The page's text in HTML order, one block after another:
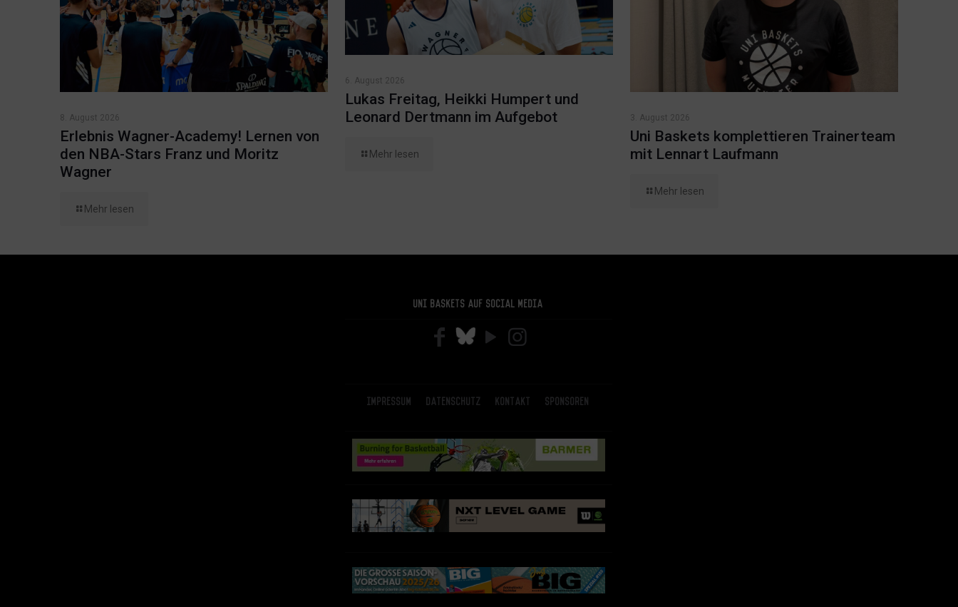
8. August 2026
Erlebnis Wagner-Academy! Lernen von
den NBA-Stars Franz und Moritz
Wagner
Mehr lesen
6. August 2026
Lukas Freitag, Heikki Humpert und
Leonard Dertmann im Aufgebot
Mehr lesen
3. August 2026
Uni Baskets komplettieren Trainerteam
mit Lennart Laufmann
Mehr lesen
Uni Baskets auf Social Media
Impressum Datenschutz Kontakt Sponsoren